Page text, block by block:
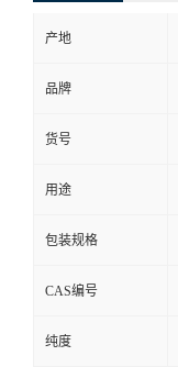
产地
品牌
货号
用途
包装规格
CAS编号
纯度